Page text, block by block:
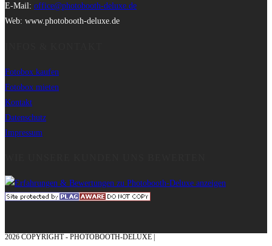
E-Mail: office@photobooth-deluxe.de
Web: www.photobooth-deluxe.de
Fotobox kaufen
Fotobox mieten
Kontakt
Datenschutz
Impressum
2026 COPYRIGHT - PHOTOBOOTH-DELUXE |